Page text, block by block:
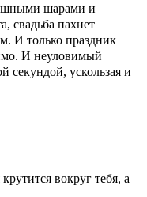
шарами и
свадьба пахнет
И только праздник
И неуловимый
секундой, ускользая и
вокруг тебя, а